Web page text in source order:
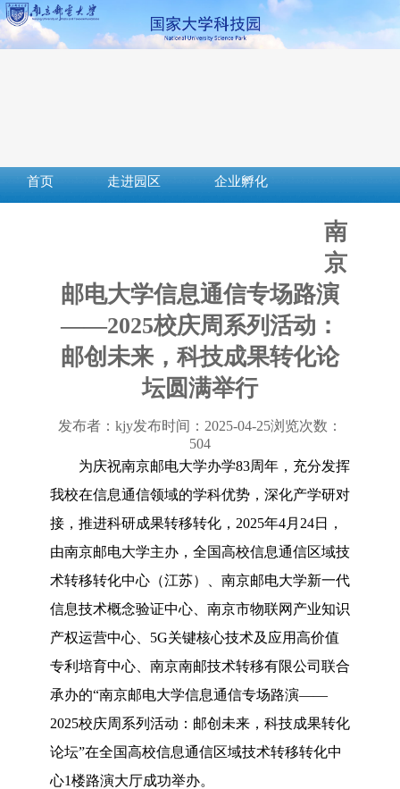
首页 走进园区
企业孵化
南
京
邮电大学信息通信专场路演
——2025校庆周系列活动：
邮创未来，科技成果转化论
坛圆满举行
发布者：kjy发布时间：2025-04-25浏览次数：
504
为庆祝南京邮电大学办学83周年，充分发挥
我校在信息通信领域的学科优势，深化产学研对
接，推进科研成果转移转化，2025年4月24日，
由南京邮电大学主办，全国高校信息通信区域技
术转移转化中心（江苏）、南京邮电大学新一代
信息技术概念验证中心、南京市物联网产业知识
产权运营中心、5G关键核心技术及应用高价值
专利培育中心、南京南邮技术转移有限公司联合
承办的“南京邮电大学信息通信专场路演——
2025校庆周系列活动：邮创未来，科技成果转化
论坛”在全国高校信息通信区域技术转移转化中
心1楼路演大厅成功举办。